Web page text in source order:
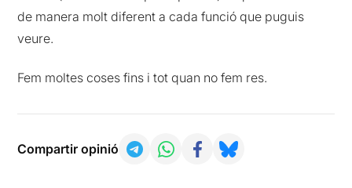
de manera molt diferent a cada funció que puguis
veure.
Fem moltes coses fins i tot quan no fem res.
Compartir opinió